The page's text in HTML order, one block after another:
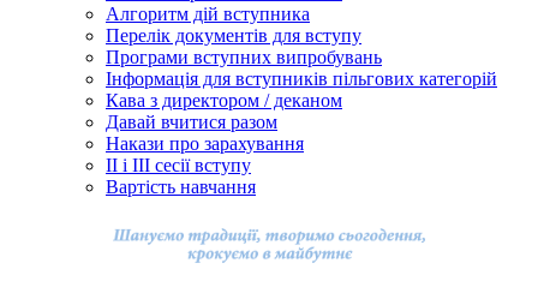
Алгоритм дій вступника
Перелік документів для вступу
Програми вступних випробувань
Інформація для вступників пільгових категорій
Кава з директором / деканом
Давай вчитися разом
Накази про зарахування
ІІ і ІІІ сесії вступу
Вартість навчання